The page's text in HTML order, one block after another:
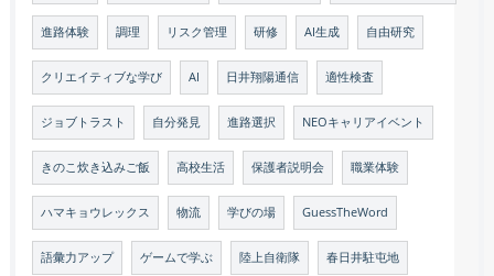
進路体験 調理 リスク管理 研修 AI生成 自由研究
クリエイティブな学び AI 日井翔陽通信 適性検査
ジョブトラスト 自分発見 進路選択 NEOキャリアイベント
きのこ炊き込みご飯 高校生活 保護者説明会 職業体験
ハマキョウレックス 物流 学びの場 GuessTheWord
語彙力アップ ゲームで学ぶ 陸上自衛隊 春日井駐屯地